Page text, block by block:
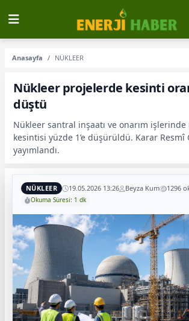
Anasayfa NÜKLEER
Nükleer projelerde kesinti
düştü
Nükleer santral inşaatı ve onarım
kesintisi yüzde 1’e düşürüldü. Karar Resmî
yayımlandı.
NÜKLEER 19.05.2026 13:26 Beyza Kum 1296
Okuma Süresi: 1 dk